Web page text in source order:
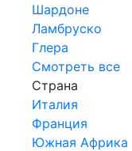
Шардоне
Ламбруско
Глера
Смотреть все
Страна
Италия
Франция
Южная Африка